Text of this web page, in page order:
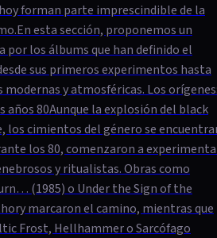
forman parte imprescindible de la
esta sección, proponemos un
por los álbums que han definido el
sus primeros experimentos hasta
y atmosféricas. Los
años 80Aunque la explosión del black
los cimientos del género se
los 80, comenzaron a
y ritualistas. Obras como
(1985) o Under the Sign of the
marcaron el camino, mientras que
Frost, Hellhammer o Sarcófago